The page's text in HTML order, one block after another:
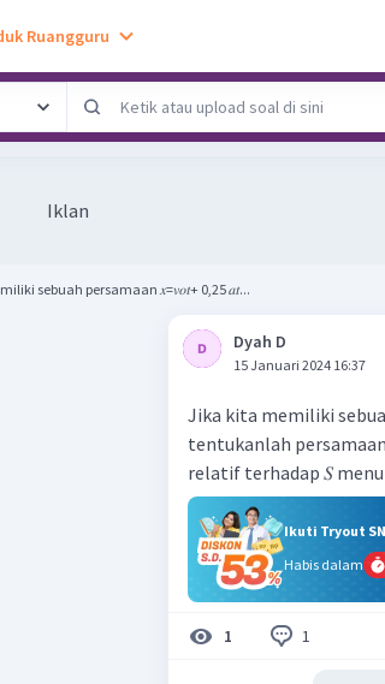
Ruangguru
Iklan
sebuah persamaan 𝑥=𝑣𝑜𝑡+ 0,25 𝑎𝑡...
Dyah D
15 Januari 2024 16:37
Jika kita memiliki
tentukanlah
relatif terhadap 𝑆
Ikuti Tryout
Habis dalam
1 1